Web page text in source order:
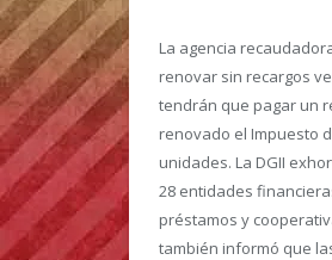
La agencia
renovar sin recargos
tendrán que pagar un
renovado el Impuesto
unidades. La DGII
28 entidades
préstamos y
también informó que